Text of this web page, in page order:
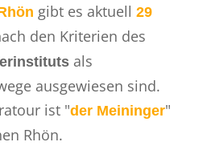
gibt es aktuell 29
den Kriterien des
als
ausgewiesen sind.
ist "der Meininger"
Rhön.